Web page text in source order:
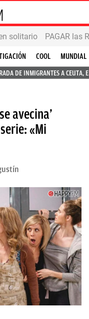
solitario PAGAR las
COOL
MUNDIAL
DE INMIGRANTES A CEUTA,
avecina’
«Mi